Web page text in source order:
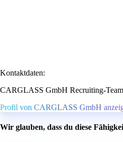
Kontaktdaten:
CARGLASS GmbH Recruiting-Team
Profil von CARGLASS GmbH
Wir glauben, dass du diese